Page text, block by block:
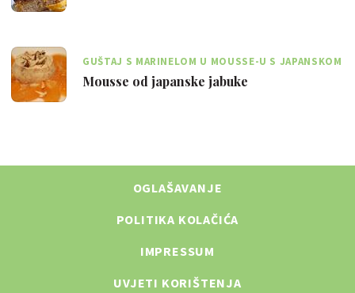
GUŠTAJ S MARINELOM U MOUSSE-U S JAPANSKOM
JABUKOM I MANDARINAMA
Mousse od japanske jabuke
OGLAŠAVANJE
POLITIKA KOLAČIĆA
IMPRESSUM
UVJETI KORIŠTENJA